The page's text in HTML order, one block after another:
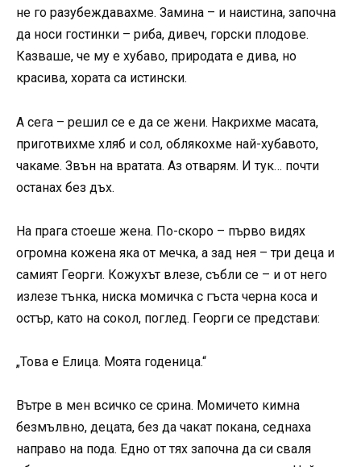
не го разубеждавахме. Замина – и наистина, започна
да носи гостинки – риба, дивеч, горски плодове.
Казваше, че му е хубаво, природата е дива, но
красива, хората са истински.
А сега – решил се е да се жени. Накрихме масата,
приготвихме хляб и сол, облякохме най-хубавото,
чакаме. Звън на вратата. Аз отварям. И тук… почти
останах без дъх.
На прага стоеше жена. По-скоро – първо видях
огромна кожена яка от мечка, а зад нея – три деца и
самият Георги. Кожухът влезе, събли се – и от него
излезе тънка, ниска момичка с гъста черна коса и
остър, като на сокол, поглед. Георги се представи:
„Това е Елица. Моята годеница.“
Вътре в мен всичко се срина. Момичето кимна
безмълвно, децата, без да чакат покана, седнаха
направо на пода. Едно от тях започна да си сваля